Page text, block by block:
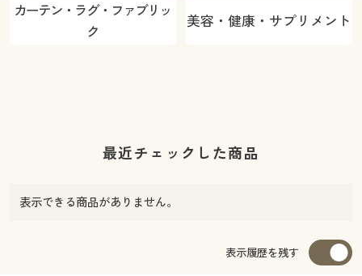
カーテン・ラグ・ファブリッ
ク
美容・健康・サプリメント
最近チェックした商品
表示できる商品がありません。
表示履歴を残す